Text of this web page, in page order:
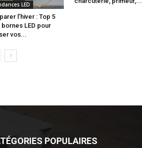
LED
l’hiver : Top 5
bornes LED pour
vos...
POPULAIRES